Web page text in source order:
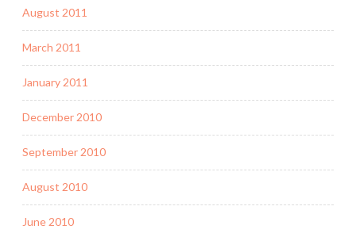
August 2011
March 2011
January 2011
December 2010
September 2010
August 2010
June 2010